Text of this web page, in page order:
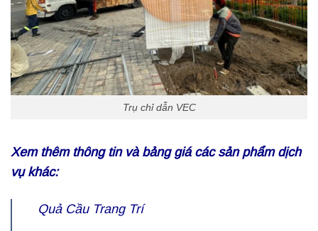
Trụ chỉ dẫn VEC
Xem thêm thông tin và bảng giá các sản phẩm dịch
vụ khác:
Quả Cầu Trang Trí